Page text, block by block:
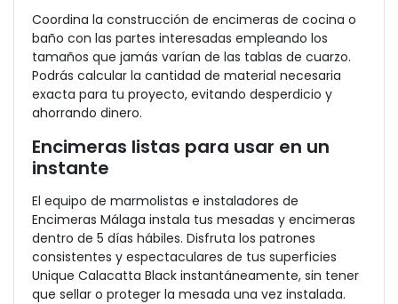
Coordina la construcción de encimeras de cocina o
baño con las partes interesadas empleando los
tamaños que jamás varían de las tablas de cuarzo.
Podrás calcular la cantidad de material necesaria
exacta para tu proyecto, evitando desperdicio y
ahorrando dinero.
Encimeras listas para usar en un
instante
El equipo de marmolistas e instaladores de
Encimeras Málaga instala tus mesadas y encimeras
dentro de 5 días hábiles. Disfruta los patrones
consistentes y espectaculares de tus superficies
Unique Calacatta Black instantáneamente, sin tener
que sellar o proteger la mesada una vez instalada.